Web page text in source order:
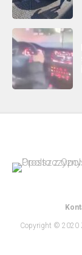
Copyright © 2020